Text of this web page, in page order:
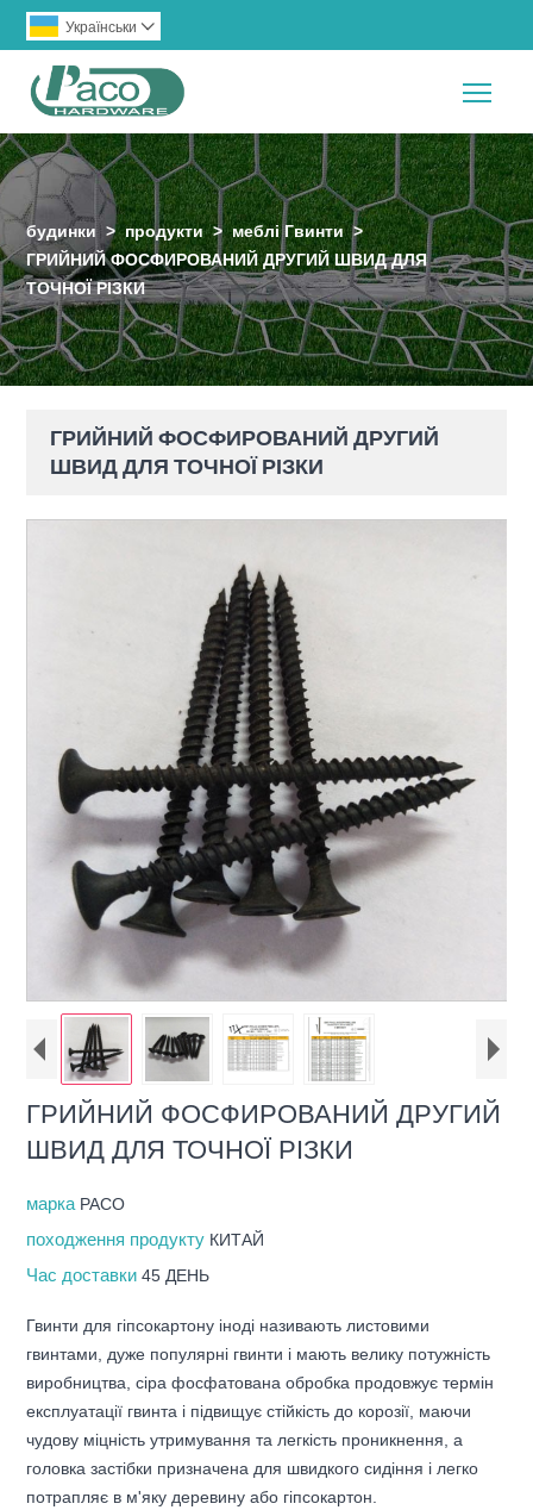
Українськи 
будинки > продукти > меблі Гвинти >
ГРИЙНИЙ ФОСФИРОВАНИЙ ДРУГИЙ ШВИД ДЛЯ
ТОЧНОЇ РІЗКИ
ГРИЙНИЙ ФОСФИРОВАНИЙ ДРУГИЙ
ШВИД ДЛЯ ТОЧНОЇ РІЗКИ
ГРИЙНИЙ ФОСФИРОВАНИЙ ДРУГИЙ
ШВИД ДЛЯ ТОЧНОЇ РІЗКИ
марка PACO
походження продукту КИТАЙ
Час доставки45 ДЕНЬ
Гвинти для гіпсокартону іноді називають листовими
гвинтами, дуже популярні гвинти і мають велику потужність
виробництва, сіра фосфатована обробка продовжує термін
експлуатації гвинта і підвищує стійкість до корозії, маючи
чудову міцність утримування та легкість проникнення, а
головка застібки призначена для швидкого сидіння і легко
потрапляє в м'яку деревину або гіпсокартон.